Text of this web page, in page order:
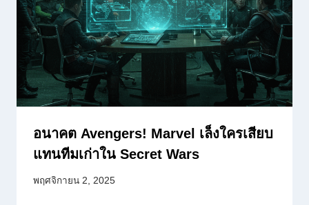
อนาคต Avengers! Marvel เล็งใครเสียบ
แทนทีมเก่าใน Secret Wars
พฤศจิกายน 2, 2025